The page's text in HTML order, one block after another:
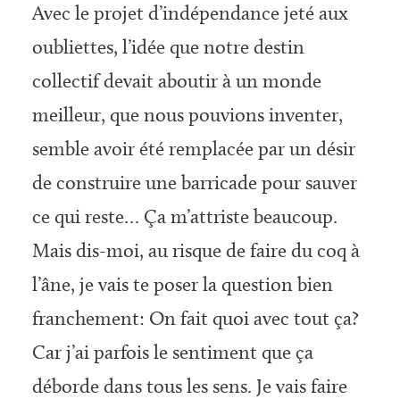
Avec le projet d’indépendance jeté aux
oubliettes, l’idée que notre destin
collectif devait aboutir à un monde
meilleur, que nous pouvions inventer,
semble avoir été remplacée par un désir
de construire une barricade pour sauver
ce qui reste… Ça m’attriste beaucoup.
Mais dis-moi, au risque de faire du coq à
l’âne, je vais te poser la question bien
franchement: On fait quoi avec tout ça?
Car j’ai parfois le sentiment que ça
déborde dans tous les sens. Je vais faire